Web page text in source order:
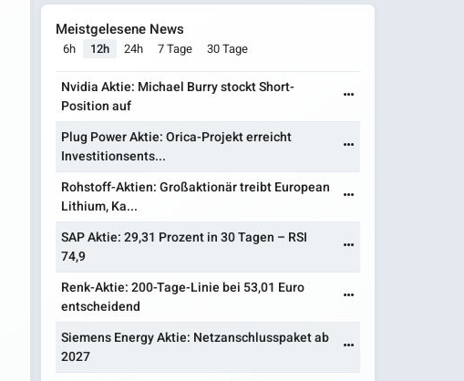
Meistgelesene News
6h 12h 24h 7 Tage 30 Tage
Nvidia Aktie: Michael Burry stockt Short-
Position auf
Plug Power Aktie: Orica-Projekt erreicht
Investitionsents...
Rohstoff-Aktien: Großaktionär treibt European
Lithium, Ka...
SAP Aktie: 29,31 Prozent in 30 Tagen – RSI
74,9
Renk-Aktie: 200-Tage-Linie bei 53,01 Euro
entscheidend
Siemens Energy Aktie: Netzanschlusspaket ab
2027